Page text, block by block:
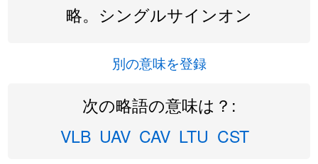
略。シングルサインオン
別の意味を登録
次の略語の意味は？:
VLB UAV CAV LTU CST